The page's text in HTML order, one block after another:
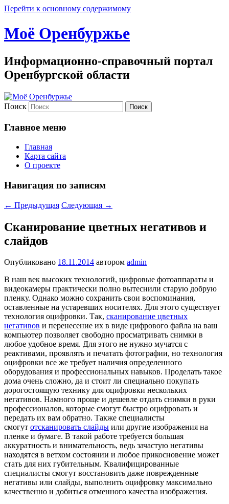
Перейти к основному содержимому
Моё Оренбуржье
Информационно-справочный портал
Оренбургской области
Поиск
Главное меню
Главная
Карта сайта
О проекте
Навигация по записям
← Предыдущая Следующая →
Сканирование цветных негативов и
слайдов
Опубликовано 18.11.2014 автором admin
В наш век высоких технологий, цифровые фотоаппараты и
видеокамеры практически полно вытеснили старую добрую
пленку. Однако можно сохранить свои воспоминания,
оставленные на устаревших носителях. Для этого существует
технология оцифровки. Так, сканирование цветных
негативов и перенесение их в виде цифрового файла на ваш
компьютер позволяет свободно просматривать снимки в
любое удобное время. Для этого не нужно мучатся с
реактивами, проявлять и печатать фотографии, но технология
оцифровки все же требует наличия определенного
оборудования и профессиональных навыков. Проделать такое
дома очень сложно, да и стоит ли специально покупать
дорогостоящую технику для оцифровки нескольких
негативов. Намного проще и дешевле отдать снимки в руки
профессионалов, которые смогут быстро оцифровать и
передать их вам обратно. Также специалисты
смогут отсканировать слайды или другие изображения на
пленке и бумаге. В такой работе требуется большая
аккуратность и внимательность, ведь зачастую негативы
находятся в ветхом состоянии и любое прикосновение может
стать для них губительным. Квалифицированные
специалисты смогут восстановить даже поврежденные
негативы или слайды, выполнить оцифровку максимально
качественно и добиться отменного качества изображения.